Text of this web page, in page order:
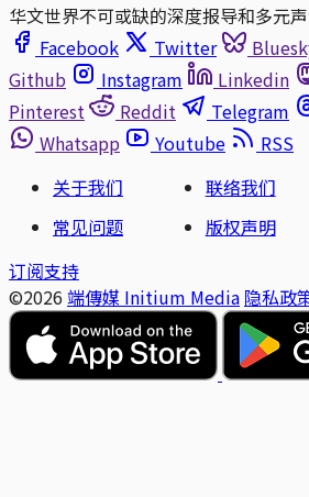
华文世界不可或缺的深度报导和多元
Facebook
Twitter
Github
Instagram Linkedin
Pinterest
Reddit Telegram
Whatsapp
Youtube
RSS
关于我们
联络我们
常见问题
版权声明
订阅支持
©2026 端傳媒 Initium Media 隐私政